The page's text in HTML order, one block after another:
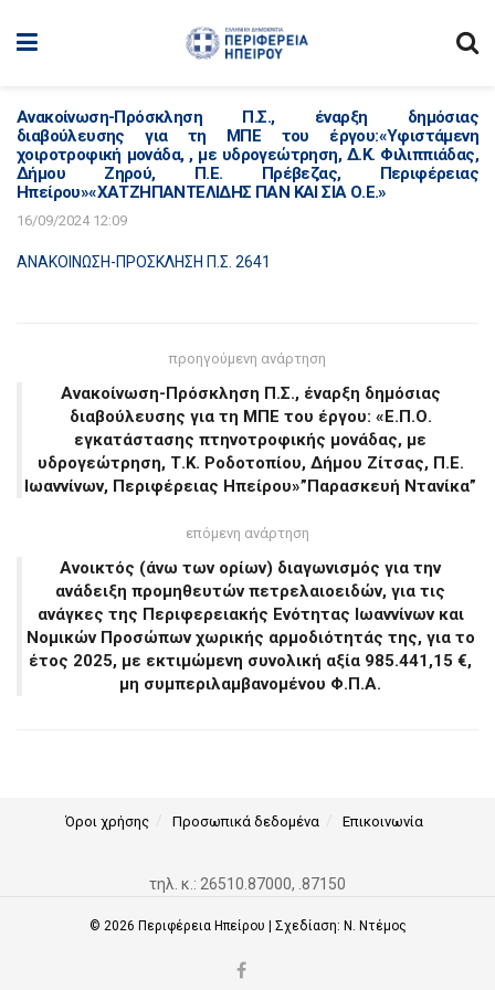
Ανακοίνωση-Πρόσκληση Π.Σ., έναρξη δημόσιας
διαβούλευσης για τη ΜΠΕ του έργου:«Υφιστάμενη
χοιροτροφική μονάδα, , με υδρογεώτρηση, Δ.Κ. Φιλιππιάδας,
Δήμου Ζηρού, Π.Ε. Πρέβεζας, Περιφέρειας
Ηπείρου»«ΧΑΤΖΗΠΑΝΤΕΛΙΔΗΣ ΠΑΝ ΚΑΙ ΣΙΑ Ο.Ε.»
16/09/2024 12:09
ΑΝΑΚΟΙΝΩΣΗ-ΠΡΟΣΚΛΗΣΗ Π.Σ. 2641
προηγούμενη ανάρτηση
Ανακοίνωση-Πρόσκληση Π.Σ., έναρξη δημόσιας
διαβούλευσης για τη ΜΠΕ του έργου: «Ε.Π.Ο.
εγκατάστασης πτηνοτροφικής μονάδας, με
υδρογεώτρηση, Τ.Κ. Ροδοτοπίου, Δήμου Ζίτσας, Π.Ε.
Ιωαννίνων, Περιφέρειας Ηπείρου»”Παρασκευή Ντανίκα”
επόμενη ανάρτηση
Ανοικτός (άνω των ορίων) διαγωνισμός για την
ανάδειξη προμηθευτών πετρελαιοειδών, για τις
ανάγκες της Περιφερειακής Ενότητας Ιωαννίνων και
Νομικών Προσώπων χωρικής αρμοδιότητάς της, για το
έτος 2025, με εκτιμώμενη συνολική αξία 985.441,15 €,
μη συμπεριλαμβανομένου Φ.Π.Α.
Όροι χρήσης Προσωπικά δεδομένα Επικοινωνία
τηλ. κ.: 26510.87000, .87150
© 2026 Περιφέρεια Ηπείρου | Σχεδίαση: Ν. Ντέμος